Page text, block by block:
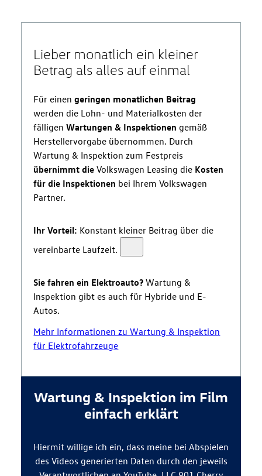
Lieber monatlich ein kleiner
Betrag als alles auf einmal
Für einengeringen monatlichen Beitrag
werden die Lohn- und Materialkosten der
fälligenWartungen & Inspektionen gemäß
Herstellervorgabe übernommen. Durch
Wartung & Inspektion zum Festpreis
übernimmt die Volkswagen Leasing die Kosten
für die Inspektionen bei Ihrem Volkswagen
Partner.
Ihr Vorteil: Konstant kleiner Beitrag über die
vereinbarte Laufzeit.
Sie fahren ein Elektroauto? Wartung &
Inspektion gibt es auch für Hybride und E-
Autos.
Mehr Informationen zu Wartung & Inspektion
für Elektrofahrzeuge
Wartung & Inspektion im Film
einfach erklärt
Hiermit willige ich ein, dass meine bei Abspielen
des Videos generierten Daten durch den jeweils